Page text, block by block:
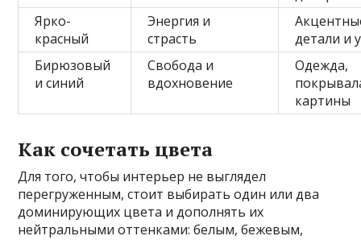
Ярко-
красный
Энергия и
страсть
детали и
Бирюзовый
и синий
Свобода и
вдохновение
Одежда,
картины
Как сочетать цвета
Для того, чтобы интерьер не выглядел
перегруженным, стоит выбирать один или два
доминирующих цвета и дополнять их
нейтральными оттенками: белым, бежевым,